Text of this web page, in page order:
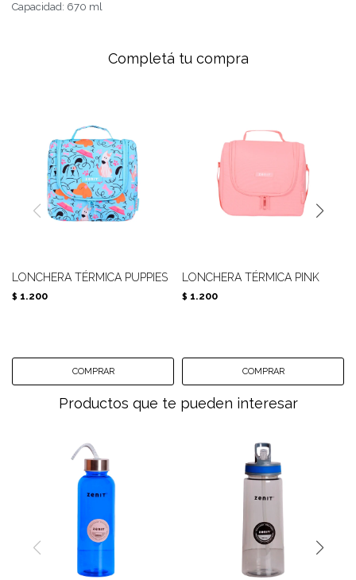
Capacidad: 670 ml
Completá tu compra
LONCHERA TÉRMICA PUPPIES
$ 1.200
LONCHERA TÉRMICA PINK
$ 1.200
Productos que te pueden interesar